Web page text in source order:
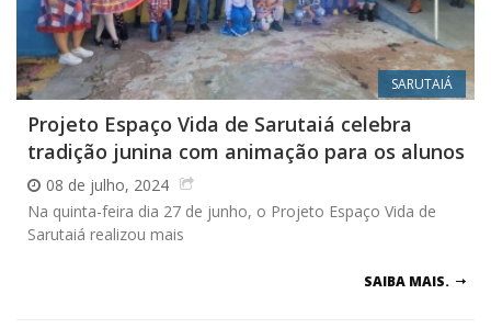
SARUTAIÁ
Projeto Espaço Vida de Sarutaiá celebra
tradição junina com animação para os alunos
08 de julho, 2024
Na quinta-feira dia 27 de junho, o Projeto Espaço Vida de
Sarutaiá realizou mais
SAIBA MAIS.